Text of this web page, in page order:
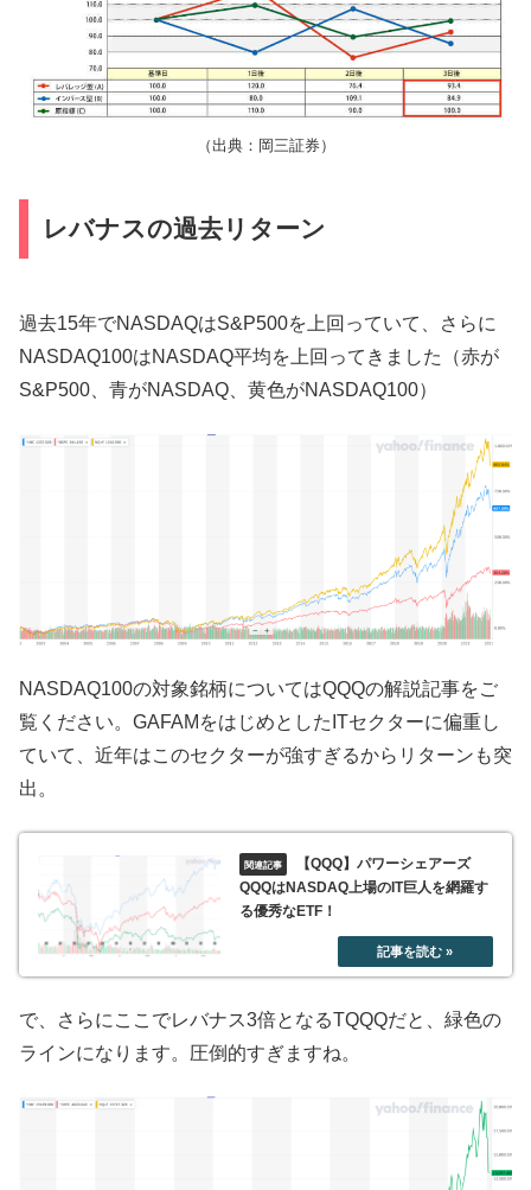
（出典：岡三証券）
レバナスの過去リターン
過去15年でNASDAQはS&P500を上回っていて、さらに
NASDAQ100はNASDAQ平均を上回ってきました（赤が
S&P500、青がNASDAQ、黄色がNASDAQ100）
NASDAQ100の対象銘柄についてはQQQの解説記事をご
覧ください。GAFAMをはじめとしたITセクターに偏重し
ていて、近年はこのセクターが強すぎるからリターンも突
出。
【QQQ】パワーシェアーズ
QQQはNASDAQ上場のIT巨人を網羅す
る優秀なETF！
で、さらにここでレバナス3倍となるTQQQだと、緑色の
ラインになります。圧倒的すぎますね。